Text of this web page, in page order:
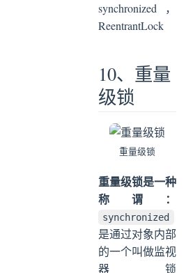
synchronized，
ReentrantLock
10、重量
级锁
重量级锁
重量级锁是一种
称谓：
synchronized
是通过对象内部
的一个叫做监视
器锁